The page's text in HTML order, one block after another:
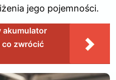
jego pojemności.
akumulator
co zwrócić